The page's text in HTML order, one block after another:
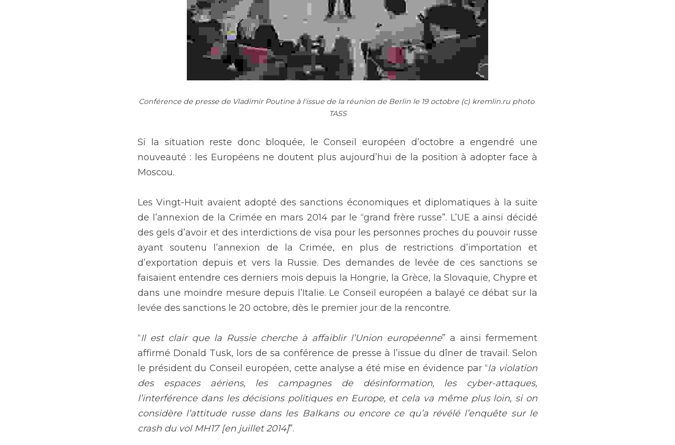
Conférence de presse de Vladimir Poutine à l'issue de la réunion de Berlin le 19 octobre (c) kremlin.ru photo
TASS
Si la situation reste donc bloquée, le Conseil européen d’octobre a engendré une
nouveauté : les Européens ne doutent plus aujourd’hui de la position à adopter face à
Moscou.
Les Vingt-Huit avaient adopté des sanctions économiques et diplomatiques à la suite
de l’annexion de la Crimée en mars 2014 par le “grand frère russe”. L’UE a ainsi décidé
des gels d’avoir et des interdictions de visa pour les personnes proches du pouvoir russe
ayant soutenu l’annexion de la Crimée, en plus de restrictions d’importation et
d’exportation depuis et vers la Russie. Des demandes de levée de ces sanctions se
faisaient entendre ces derniers mois depuis la Hongrie, la Grèce, la Slovaquie, Chypre et
dans une moindre mesure depuis l’Italie. Le Conseil européen a balayé ce débat sur la
levée des sanctions le 20 octobre, dès le premier jour de la rencontre.
“Il est clair que la Russie cherche à affaiblir l’Union européenne” a ainsi fermement
affirmé Donald Tusk, lors de sa conférence de presse à l’issue du dîner de travail. Selon
le président du Conseil européen, cette analyse a été mise en évidence par “la violation
des espaces aériens, les campagnes de désinformation, les cyber-attaques,
l’interférence dans les décisions politiques en Europe, et cela va même plus loin, si on
considère l’attitude russe dans les Balkans ou encore ce qu’a révélé l’enquête sur le
crash du vol MH17 [en juillet 2014]”.